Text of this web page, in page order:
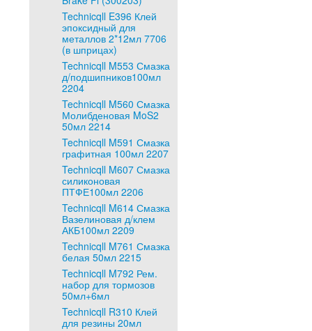
Technicqll E396 Клей
эпоксидный для
металлов 2*12мл 7706
(в шприцах)
Technicqll M553 Смазка
д/подшипников100мл
2204
Technicqll M560 Смазка
Молибденовая MoS2
50мл 2214
Technicqll M591 Смазка
графитная 100мл 2207
Technicqll M607 Смазка
силиконовая
ПТФЕ100мл 2206
Technicqll M614 Смазка
Вазелиновая д/клем
АКБ100мл 2209
Technicqll M761 Смазка
белая 50мл 2215
Technicqll M792 Рем.
набор для тормозов
50мл+6мл
Technicqll R310 Клей
для резины 20мл